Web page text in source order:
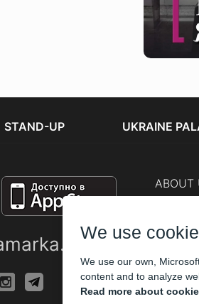
STAND-UP UKRAINE
ABOUT
We use
We use our own,
content and to analyze
Read more about